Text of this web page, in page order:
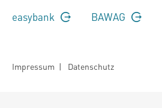
easybank BAWAG
Impressum | Datenschutz